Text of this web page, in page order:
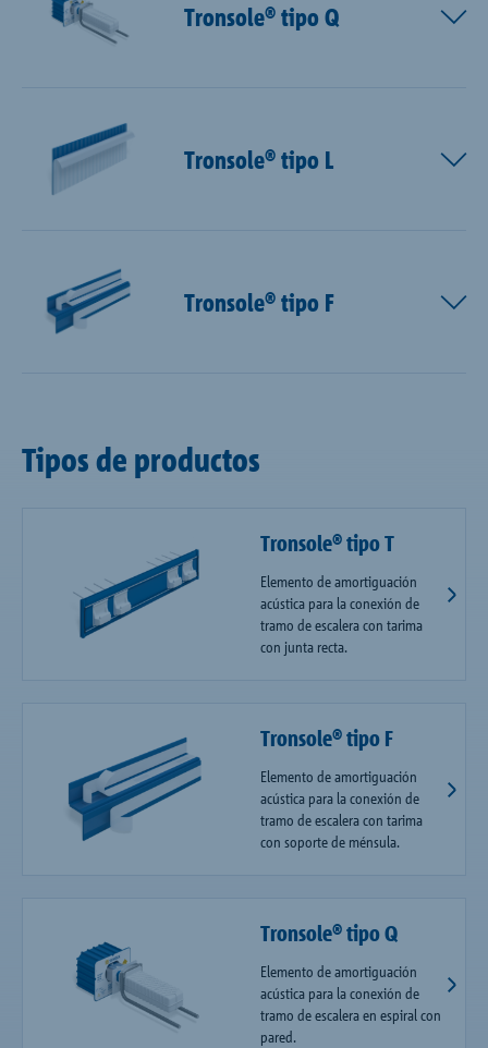
Tronsole® tipo Q
Tronsole® tipo L
Tronsole® tipo F
Tipos de productos
Tronsole® tipo T
Elemento de amortiguación
acústica para la conexión de
tramo de escalera con tarima
con junta recta.
Tronsole® tipo F
Elemento de amortiguación
acústica para la conexión de
tramo de escalera con tarima
con soporte de ménsula.
Tronsole® tipo Q
Elemento de amortiguación
acústica para la conexión de
tramo de escalera en espiral con
pared.